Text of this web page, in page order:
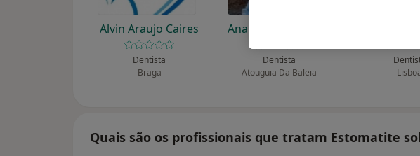
Alvin Araujo Caires
Dentista
Braga
Ana Filipa Alexiades
Dentista
Atouguia Da Baleia
Quais são os profissionais que tratam Estomatite